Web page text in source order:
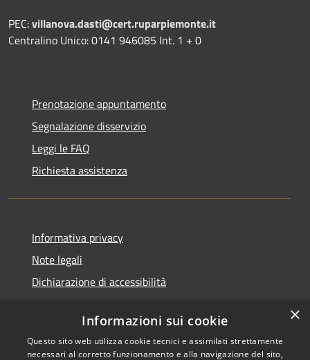
PEC:villanova.dasti@cert.ruparpiemonte.it
Centralino Unico: 0141 946085 Int. 1 + 0
Prenotazione appuntamento
Segnalazione disservizio
Leggi le FAQ
Richiesta assistenza
Informativa privacy
Note legali
Dichiarazione di accessibilità
RSS Comune convenzionato
×
Informazioni sui cookie
Questo sito web utilizza cookie tecnici e assimilati strettamente
necessari al corretto funzionamento e alla navigazione del sito,